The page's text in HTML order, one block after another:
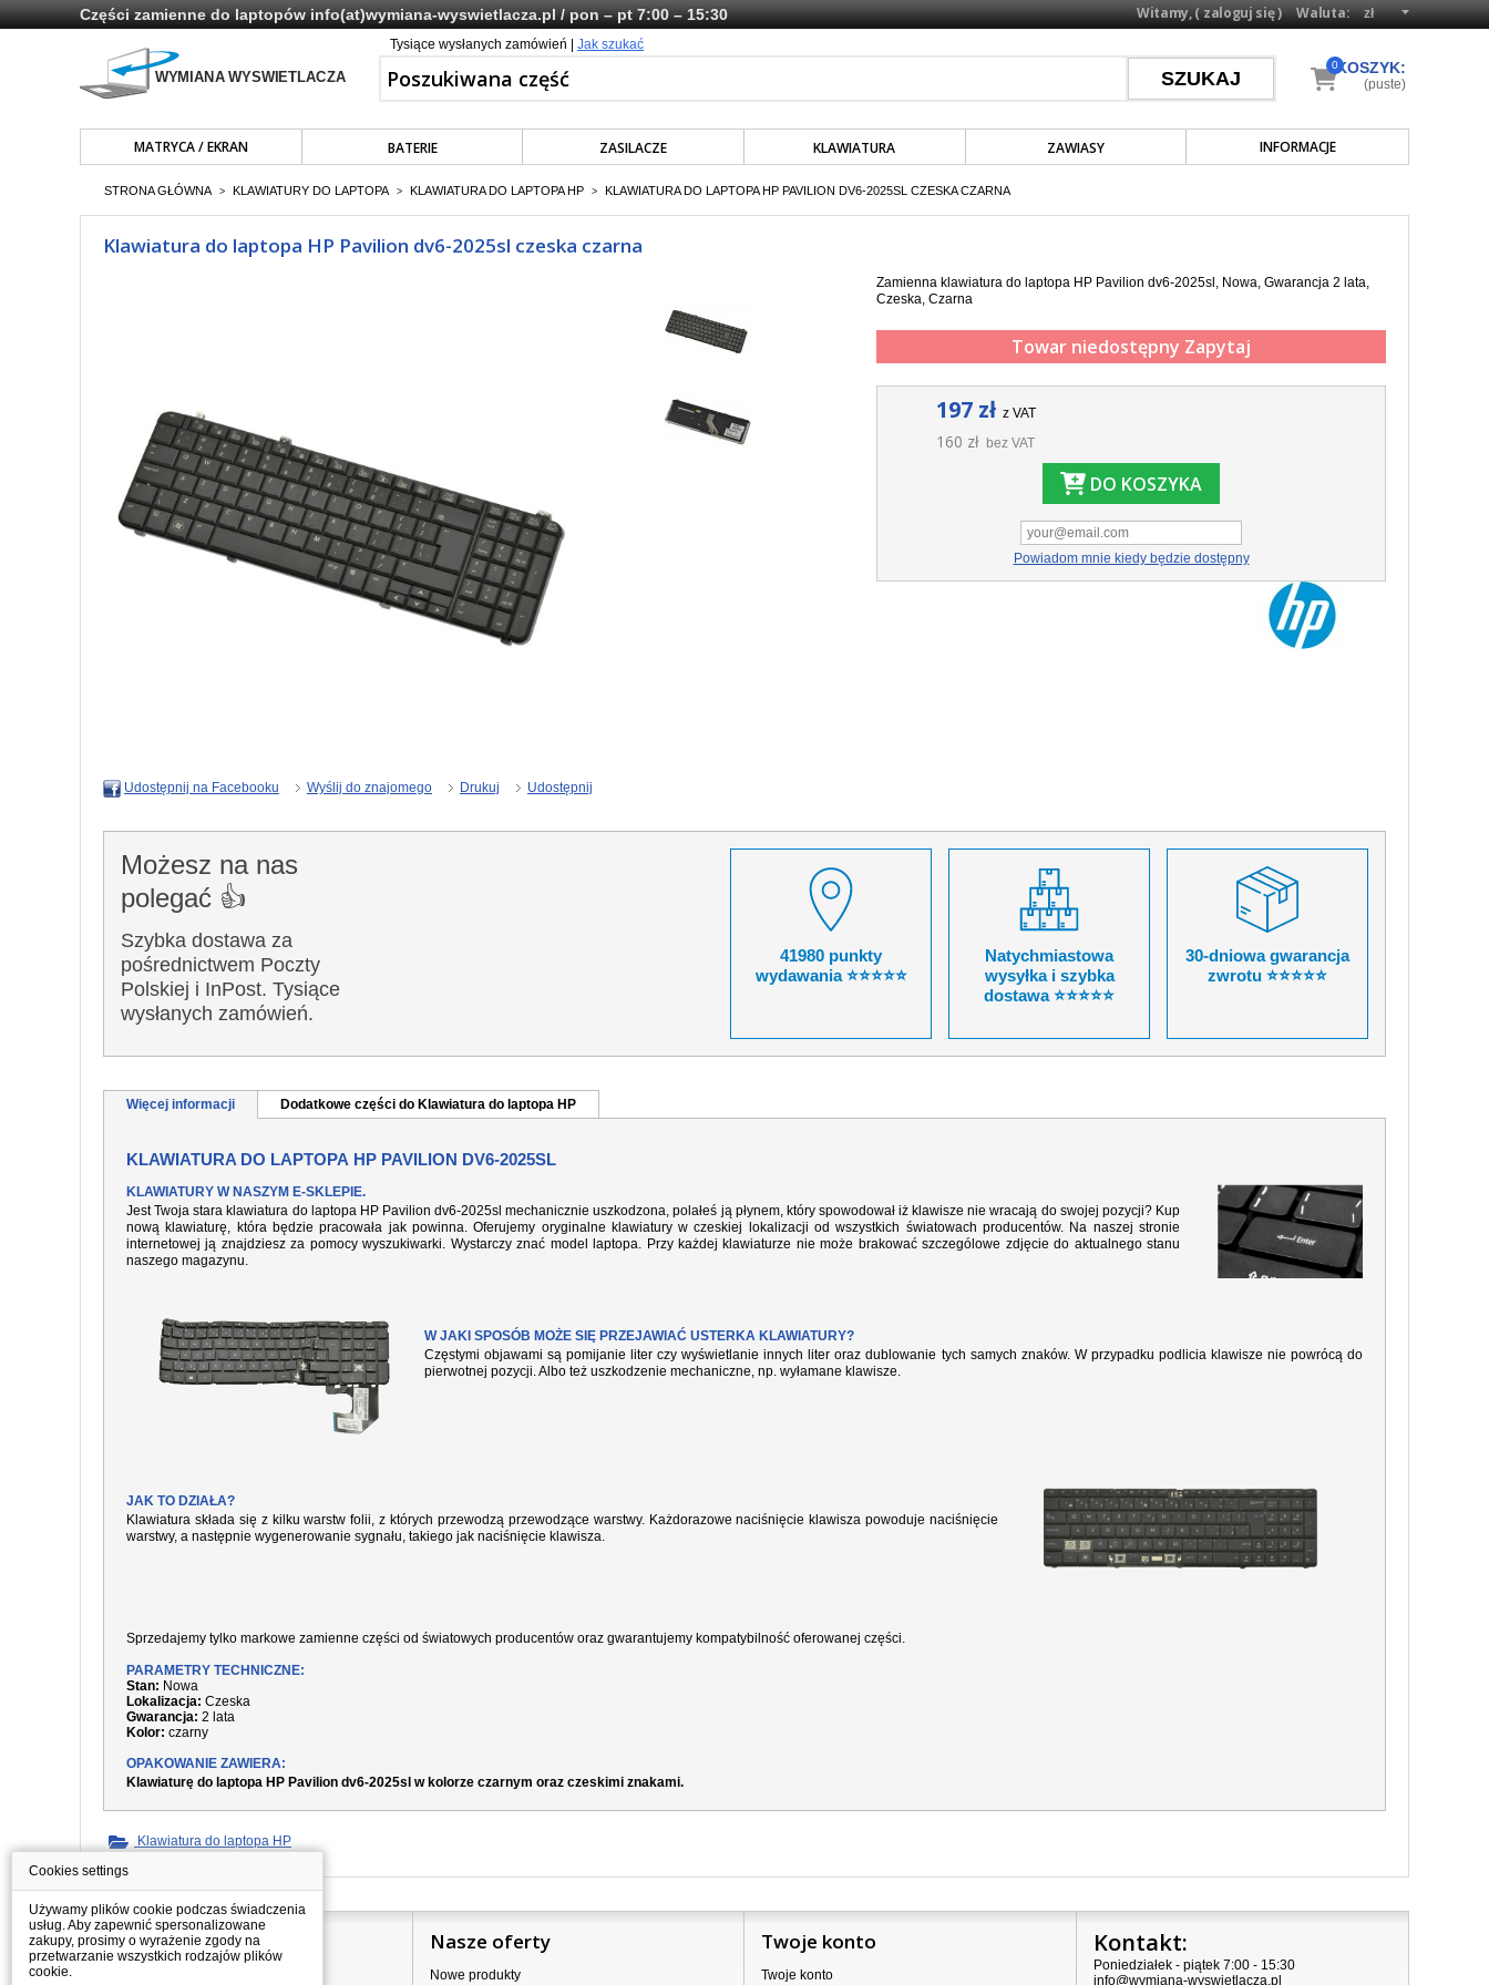
Części zamienne do laptopówinfo(at)wymiana-wyswietlacza.pl/ pon – pt 7:00 – 15:30 Waluta:
Witamy, (zaloguj się)
Tysiące wysłanych zamówień | Jak szukać
MATRYCA / EKRAN BATERIE ZASILACZE KLAWIATURA ZAWIASY INFORMACJE
KOSZYK:
0
(puste)
STRONA GŁÓWNA > KLAWIATURY DO LAPTOPA > KLAWIATURA DO LAPTOPA HP > KLAWIATURA DO LAPTOPA HP PAVILION DV6-2025SL CZESKA CZARNA
Klawiatura do laptopa HP Pavilion dv6-2025sl czeska czarna
Zamienna klawiatura do laptopa HP Pavilion dv6-2025sl, Nowa, Gwarancja 2 lata,
Czeska, Czarna
Towar niedostępny Zapytaj
197 zł z VAT
160 zł bez VAT
DO KOSZYKA
Powiadom mnie kiedy będzie dostępny
Udostępnij na Facebooku Wyślij do znajomego Drukuj Udostępnij
Możesz na nas
polegać 👍
Szybka dostawa za
pośrednictwem Poczty
Polskiej i InPost. Tysiące
wysłanych zamówień.
41980 punkty
wydawania ⭐⭐⭐⭐⭐
Natychmiastowa
wysyłka i szybka
dostawa ⭐⭐⭐⭐⭐
30-dniowa gwarancja
zwrotu ⭐⭐⭐⭐⭐
Więcej informacji Dodatkowe części do Klawiatura do laptopa HP
KLAWIATURA DO LAPTOPA HP PAVILION DV6-2025SL
KLAWIATURY W NASZYM E-SKLEPIE.
Jest Twoja stara klawiatura do laptopa HP Pavilion dv6-2025sl mechanicznie uszkodzona, polałeś ją płynem, który spowodował iż klawisze nie wracają do swojej pozycji? Kup
nową klawiaturę, która będzie pracowała jak powinna. Oferujemy oryginalne klawiatury w czeskiej lokalizacji od wszystkich światowach producentów. Na naszej stronie
internetowej ją znajdziesz za pomocy wyszukiwarki. Wystarczy znać model laptopa. Przy każdej klawiaturze nie może brakować szczególowe zdjęcie do aktualnego stanu
naszego magazynu.
W JAKI SPOSÓB MOŻE SIĘ PRZEJAWIAĆ USTERKA KLAWIATURY?
Częstymi objawami są pomijanie liter czy wyświetlanie innych liter oraz dublowanie tych samych znaków. W przypadku podlicia klawisze nie powrócą do
pierwotnej pozycji. Albo też uszkodzenie mechaniczne, np. wyłamane klawisze.
JAK TO DZIAŁA?
Klawiatura składa się z kilku warstw folii, z których przewodzą przewodzące warstwy. Każdorazowe naciśnięcie klawisza powoduje naciśnięcie
warstwy, a następnie wygenerowanie sygnału, takiego jak naciśnięcie klawisza.
Sprzedajemy tylko markowe zamienne części od światowych producentów oraz gwarantujemy kompatybilność oferowanej części.
PARAMETRY TECHNICZNE:
Stan: Nowa
Lokalizacja: Czeska
Gwarancja: 2 lata
Kolor: czarny
OPAKOWANIE ZAWIERA:
Klawiaturę do laptopa HP Pavilion dv6-2025sl w kolorze czarnym oraz czeskimi znakami.
Klawiatura do laptopa HP
Informacje Nasze oferty
Nowe produkty
Twoje konto
Twoje konto
Kontakt:
Poniedziałek - piątek 7:00 - 15:30
info@wymiana-wyswietlacza.pl
Cookies settings
Używamy plików cookie podczas świadczenia
usług. Aby zapewnić spersonalizowane
zakupy, prosimy o wyrażenie zgody na
przetwarzanie wszystkich rodzajów plików
cookie.